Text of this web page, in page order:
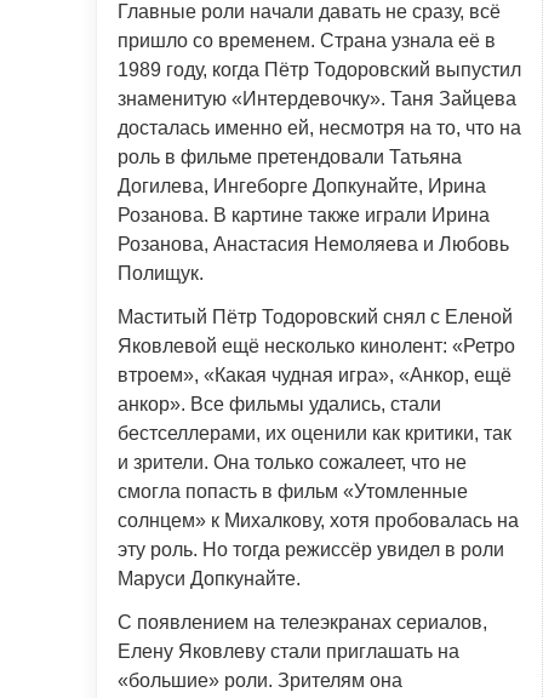
Главные роли начали давать не сразу, всё
пришло со временем. Страна узнала её в
1989 году, когда Пётр Тодоровский выпустил
знаменитую «Интердевочку». Таня Зайцева
досталась именно ей, несмотря на то, что на
роль в фильме претендовали Татьяна
Догилева, Ингеборге Допкунайте, Ирина
Розанова. В картине также играли Ирина
Розанова, Анастасия Немоляева и Любовь
Полищук.
Маститый Пётр Тодоровский снял с Еленой
Яковлевой ещё несколько кинолент: «Ретро
втроем», «Какая чудная игра», «Анкор, ещё
анкор». Все фильмы удались, стали
бестселлерами, их оценили как критики, так
и зрители. Она только сожалеет, что не
смогла попасть в фильм «Утомленные
солнцем» к Михалкову, хотя пробовалась на
эту роль. Но тогда режиссёр увидел в роли
Маруси Допкунайте.
С появлением на телеэкранах сериалов,
Елену Яковлеву стали приглашать на
«большие» роли. Зрителям она